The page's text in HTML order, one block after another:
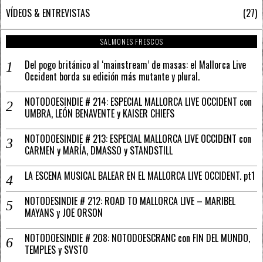
VÍDEOS & ENTREVISTAS
27
SALMONES FRESCOS
Del pogo británico al ‘mainstream’ de masas: el Mallorca Live
Occident borda su edición más mutante y plural.
NOTODOESINDIE # 214: ESPECIAL MALLORCA LIVE OCCIDENT con
UMBRA, LEÓN BENAVENTE y KAISER CHIEFS
NOTODOESINDIE # 213: ESPECIAL MALLORCA LIVE OCCIDENT con
CARMEN y MARÍA, DMASSO y STANDSTILL
LA ESCENA MUSICAL BALEAR EN EL MALLORCA LIVE OCCIDENT. pt1
NOTODESINDIE # 212: ROAD TO MALLORCA LIVE – MARIBEL
MAYANS y JOE ORSON
NOTODOESINDIE # 208: NOTODOESCRANC con FIN DEL MUNDO,
TEMPLES y SVSTO